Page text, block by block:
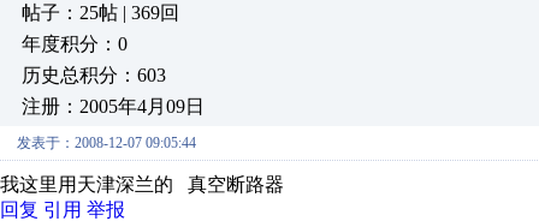
帖子：25帖 | 369回
年度积分：0
历史总积分：603
注册：2005年4月09日
发表于：2008-12-07 09:05:44
我这里用天津深兰的 真空断路器
回复 引用 举报